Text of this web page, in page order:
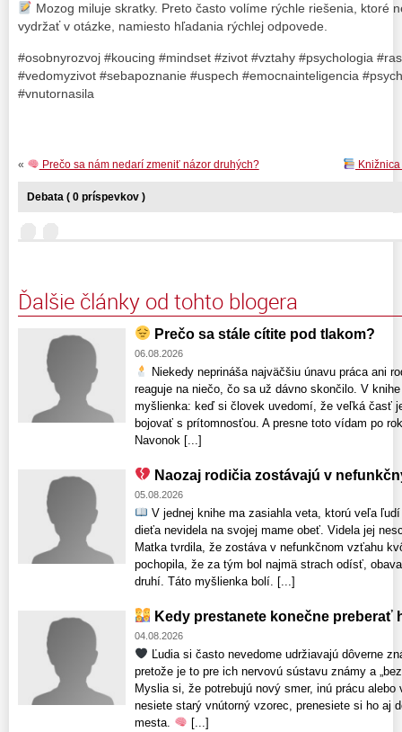
Mozog miluje skratky. Preto často volíme rýchle riešenia, ktoré
vydržať v otázke, namiesto hľadania rýchlej odpovede.
#osobnyrozvoj #koucing #mindset #zivot #vztahy #psychologia
#vedomyzivot #sebapoznanie #uspech #emocnainteligencia
#vnutornasila
« Prečo sa nám nedarí zmeniť názor druhých?
Debata ( 0 príspevkov )
Ďalšie články od tohto blogera
Prečo sa stále cítite pod tlakom?
06.08.2026
Niekedy neprináša najväčšiu únavu práca ani
reaguje na niečo, čo sa už dávno skončilo. V
myšlienka: keď si človek uvedomí, že veľká časť
bojovať s prítomnosťou. A presne toto vídam po
Navonok [...]
Naozaj rodičia zostávajú v
05.08.2026
V jednej knihe ma zasiahla veta, ktorú veľa
dieťa nevidela na svojej mame obeť. Videla jej
Matka tvrdila, že zostáva v nefunkčnom vzťahu
pochopila, že za tým bol najmä strach odísť,
druhí. Táto myšlienka bolí. [...]
Kedy prestanete konečne preberať
04.08.2026
Ľudia si často nevedome udržiavajú dôverne
pretože je to pre ich nervovú sústavu známy a
Myslia si, že potrebujú nový smer, inú prácu
nesiete starý vnútorný vzorec, prenesiete si ho aj
mesta.
[...]